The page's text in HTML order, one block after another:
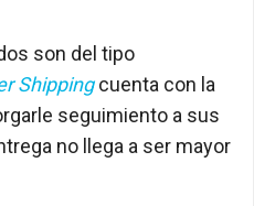
son del tipo
Shipping cuenta con la
seguimiento a sus
no llega a ser mayor